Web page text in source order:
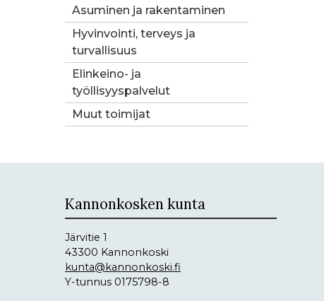
Asuminen ja rakentaminen
Hyvinvointi, terveys ja
turvallisuus
Elinkeino- ja
työllisyyspalvelut
Muut toimijat
Kannonkosken kunta
Järvitie 1
43300 Kannonkoski
kunta@kannonkoski.fi
Y-tunnus 0175798-8